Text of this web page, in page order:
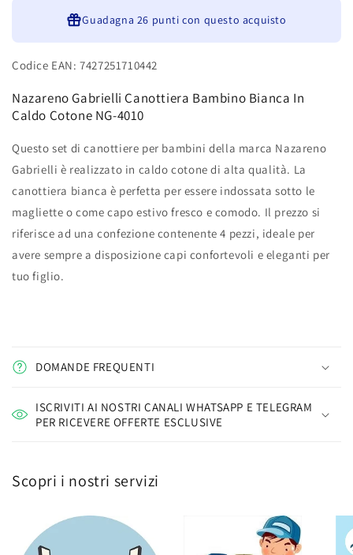
4010
4
4010
Guadagna 26 punti con questo acquisto
Codice EAN: 7427251710442
Nazareno Gabrielli Canottiera Bambino Bianca In
Caldo Cotone NG-4010
Questo set di canottiere per bambini della marca Nazareno
Gabrielli è realizzato in caldo cotone di alta qualità. La
canottiera bianca è perfetta per essere indossata sotto le
magliette o come capo estivo fresco e comodo. Il prezzo si
riferisce ad una confezione contenente 4 pezzi, ideale per
avere sempre a disposizione capi confortevoli e eleganti per
tuo figlio.
DOMANDE FREQUENTI
ISCRIVITI AI NOSTRI CANALI WHATSAPP E TELEGRAM
PER RICEVERE OFFERTE ESCLUSIVE
Scopri i nostri servizi